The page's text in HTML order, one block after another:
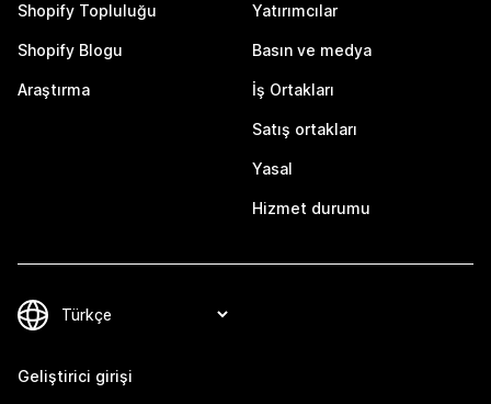
Shopify Topluluğu
Shopify Blogu
Araştırma
Yatırımcılar
Basın ve medya
İş Ortakları
Satış ortakları
Yasal
Hizmet durumu
Geliştirici girişi